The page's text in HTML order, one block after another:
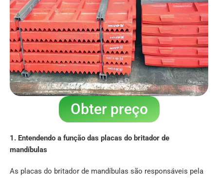
Obter preço
1. Entendendo a função das placas do britador de
mandíbulas
As placas do britador de mandíbulas são responsáveis pela